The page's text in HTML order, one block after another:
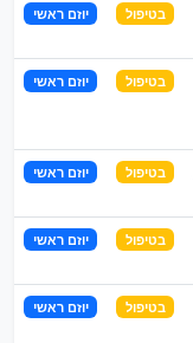
בטיפול יוזם ראשי
בטיפול יוזם ראשי
בטיפול יוזם ראשי
בטיפול יוזם ראשי
בטיפול יוזם ראשי